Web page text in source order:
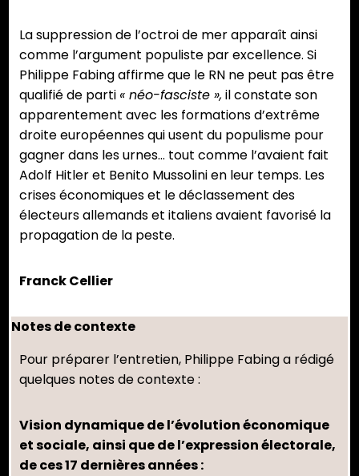
La suppression de l’octroi de mer apparaît ainsi
comme l’argument populiste par excellence. Si
Philippe Fabing affirme que le RN ne peut pas être
qualifié de parti« néo-fasciste », il constate son
apparentement avec les formations d’extrême
droite européennes qui usent du populisme pour
gagner dans les urnes… tout comme l’avaient fait
Adolf Hitler et Benito Mussolini en leur temps. Les
crises économiques et le déclassement des
électeurs allemands et italiens avaient favorisé la
propagation de la peste.
Franck Cellier
Notes de contexte
Pour préparer l’entretien, Philippe Fabing a rédigé
quelques notes de contexte :
Vision dynamique de l’évolution économique
et sociale, ainsi que de l’expression électorale,
de ces 17 dernières années :